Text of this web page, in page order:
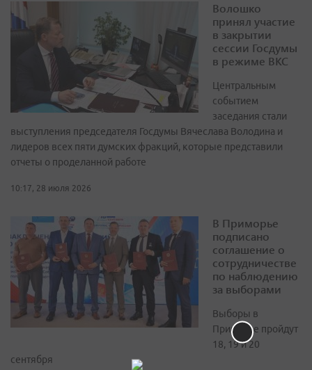
Волошко
принял участие
в закрытии
сессии Госдумы
в режиме ВКС
Центральным
событием
заседания стали
выступления председателя Госдумы Вячеслава Володина и
лидеров всех пяти думских фракций, которые представили
отчеты о проделанной работе
10:17, 28 июля 2026
В Приморье
подписано
соглашение о
сотрудничестве
по наблюдению
за выборами
Выборы в
Приморье пройдут
18, 19 и 20
сентября